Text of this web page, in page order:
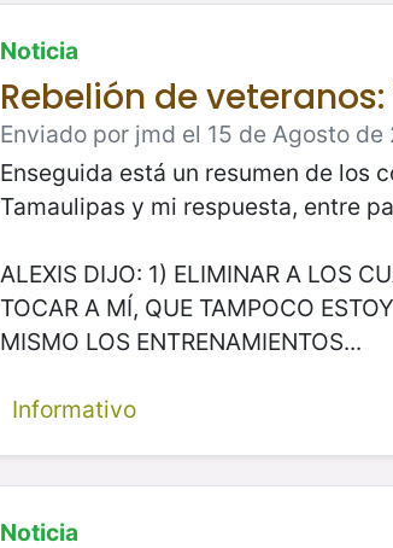
Noticia
Rebelión de
Enviado por jmd el 15 de Agosto
Enseguida está un resumen de los
Tamaulipas y mi respuesta, entre
ALEXIS DIJO: 1) ELIMINAR A LOS
TOCAR A MÍ, QUE TAMPOCO
MISMO LOS ENTRENAMIENTOS...
Informativo
Noticia